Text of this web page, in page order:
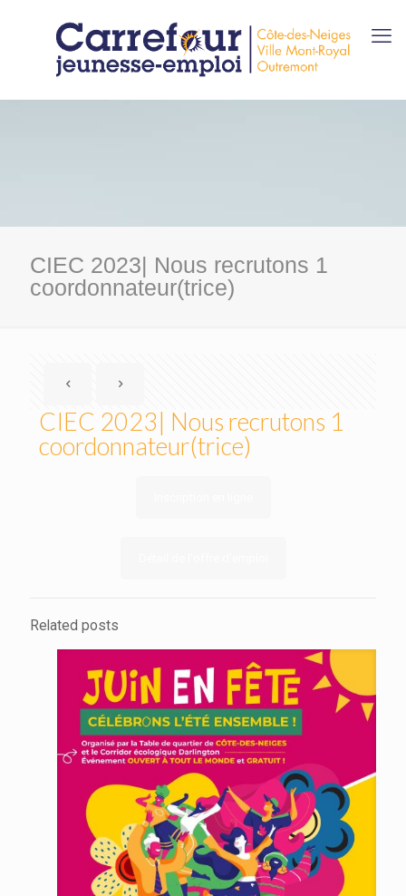
CIEC 2023| Nous recrutons 1
coordonnateur(trice)
CIEC 2023| Nous recrutons 1
coordonnateur(trice)
Related posts